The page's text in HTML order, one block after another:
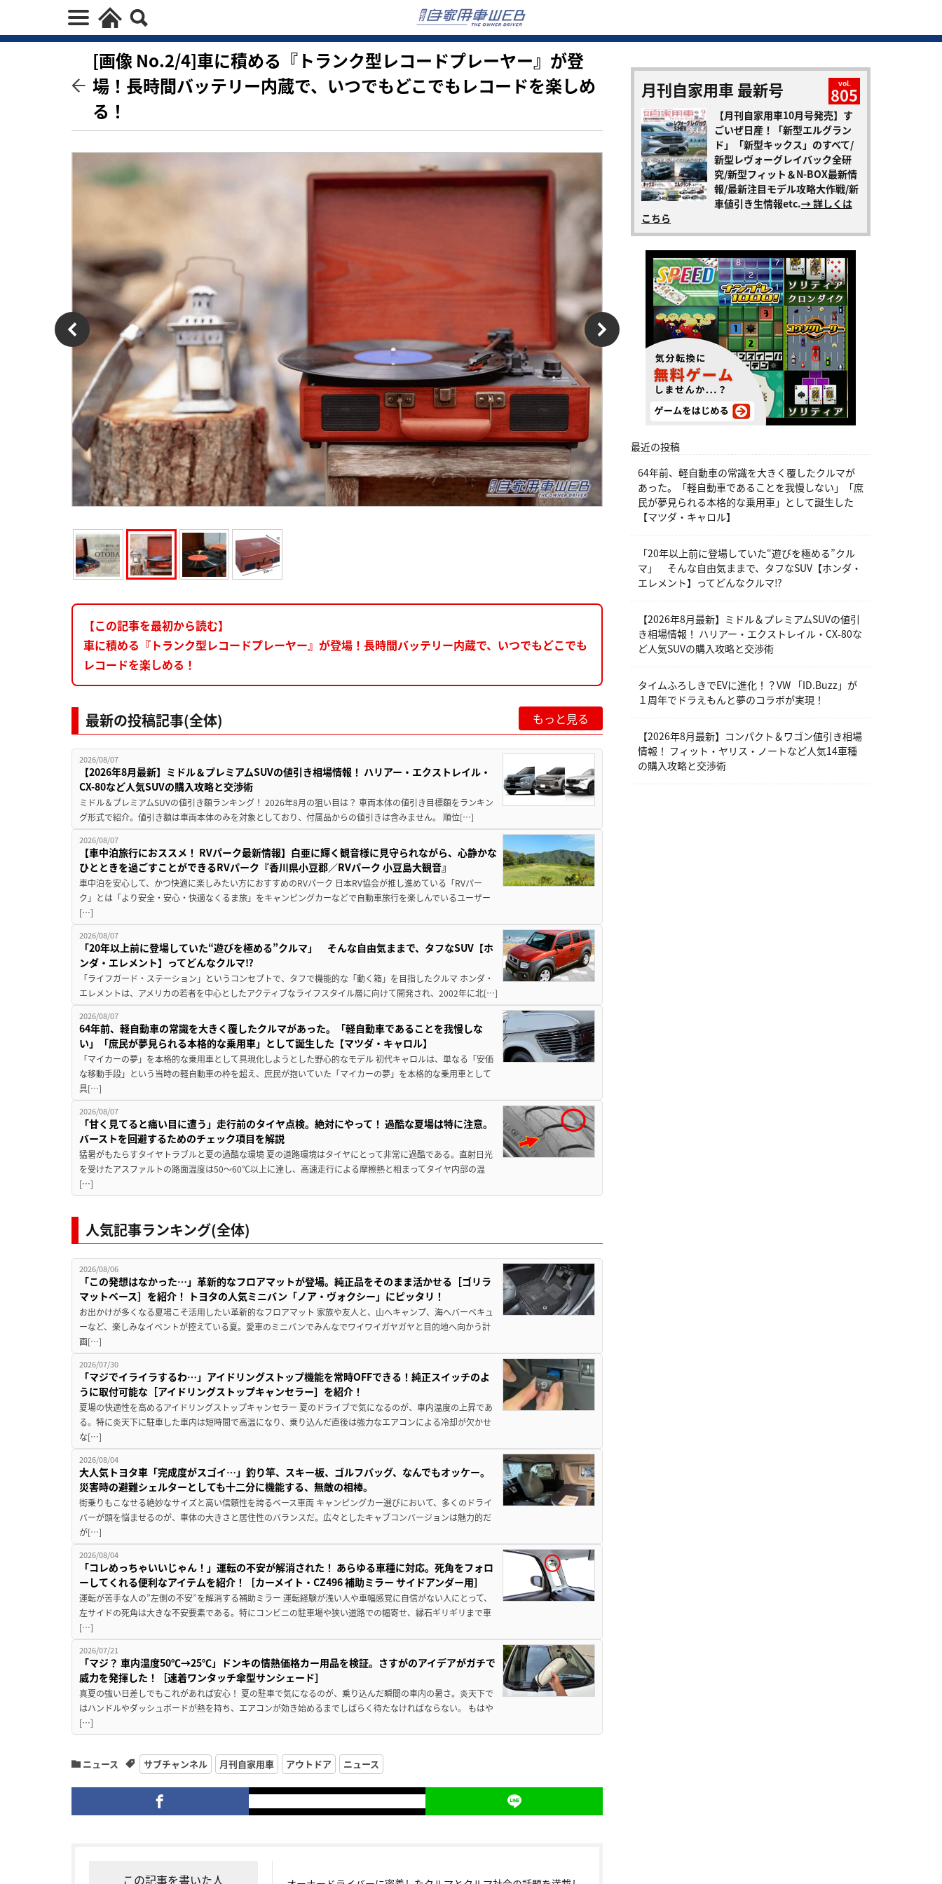
[画像 No.2/4]車に積める『トランク型レコードプレーヤー』が登
場！長時間バッテリー内蔵で、いつでもどこでもレコードを楽しめ
る！
【この記事を最初から読む】
車に積める『トランク型レコードプレーヤー』が登場！長時間バッテリー内蔵で、いつでもどこでも
レコードを楽しめる！
最新の投稿記事(全体) もっと見る
2026/08/07
【2026年8月最新】ミドル＆プレミアムSUVの値引き相場情報！ ハリアー・エクストレイル・
CX-80など人気SUVの購入攻略と交渉術
ミドル＆プレミアムSUVの値引き額ランキング！ 2026年8月の狙い目は？ 車両本体の値引き目標額をランキン
グ形式で紹介。値引き額は車両本体のみを対象としており、付属品からの値引きは含みません。 順位[…]
2026/08/07
【車中泊旅行におススメ！ RVパーク最新情報】白亜に輝く観音様に見守られながら、心静かな
ひとときを過ごすことができるRVパーク『香川県小豆郡／RVパーク 小豆島大観音』
車中泊を安心して、かつ快適に楽しみたい方におすすめのRVパーク 日本RV協会が推し進めている「RVパー
ク」とは「より安全・安心・快適なくるま旅」をキャンピングカーなどで自動車旅行を楽しんでいるユーザー
[…]
2026/08/07
「20年以上前に登場していた“遊びを極める”クルマ」 そんな自由気ままで、タフなSUV【ホ
ンダ・エレメント】ってどんなクルマ⁉︎
「ライフガード・ステーション」というコンセプトで、タフで機能的な「動く箱」を目指したクルマ ホンダ・
エレメントは、アメリカの若者を中心としたアクティブなライフスタイル層に向けて開発され、2002年に北[…]
2026/08/07
64年前、軽自動車の常識を大きく覆したクルマがあった。「軽自動車であることを我慢しな
い」「庶民が夢見られる本格的な乗用車」として誕生した【マツダ・キャロル】
「マイカーの夢」を本格的な乗用車として具現化しようとした野心的なモデル 初代キャロルは、単なる「安価
な移動手段」という当時の軽自動車の枠を超え、庶民が抱いていた「マイカーの夢」を本格的な乗用車として
具[…]
2026/08/07
「甘く見てると痛い目に遭う」走行前のタイヤ点検。絶対にやって！ 過酷な夏場は特に注意。
バーストを回避するためのチェック項目を解説
猛暑がもたらすタイヤトラブルと夏の過酷な環境 夏の道路環境はタイヤにとって非常に過酷である。直射日光
を受けたアスファルトの路面温度は50〜60℃以上に達し、高速走行による摩擦熱と相まってタイヤ内部の温
[…]
人気記事ランキング(全体)
2026/08/06
「この発想はなかった…」革新的なフロアマットが登場。純正品をそのまま活かせる［ゴリラ
マットベース］を紹介！ トヨタの人気ミニバン「ノア・ヴォクシー」にピッタリ！
お出かけが多くなる夏場こそ活用したい革新的なフロアマット 家族や友人と、山へキャンプ、海へバーベキュ
ーなど、楽しみなイベントが控えている夏。愛車のミニバンでみんなでワイワイガヤガヤと目的地へ向かう計
画[…]
2026/07/30
「マジでイライラするわ…」アイドリングストップ機能を常時OFFできる！純正スイッチのよ
うに取付可能な［アイドリングストップキャンセラー］を紹介！
夏場の快適性を高めるアイドリングストップキャンセラー 夏のドライブで気になるのが、車内温度の上昇であ
る。特に炎天下に駐車した車内は短時間で高温になり、乗り込んだ直後は強力なエアコンによる冷却が欠かせ
な[…]
2026/08/04
大人気トヨタ車「完成度がスゴイ…」釣り竿、スキー板、ゴルフバッグ、なんでもオッケー。
災害時の避難シェルターとしても十二分に機能する、無敵の相棒。
街乗りもこなせる絶妙なサイズと高い信頼性を誇るベース車両 キャンピングカー選びにおいて、多くのドライ
バーが頭を悩ませるのが、車体の大きさと居住性のバランスだ。広々としたキャブコンバージョンは魅力的だ
が[…]
2026/08/04
「コレめっちゃいいじゃん！」運転の不安が解消された！ あらゆる車種に対応。死角をフォロ
ーしてくれる便利なアイテムを紹介！［カーメイト・CZ496 補助ミラー サイドアンダー用］
運転が苦手な人の”左側の不安”を解消する補助ミラー 運転経験が浅い人や車幅感覚に自信がない人にとって、
左サイドの死角は大きな不安要素である。特にコンビニの駐車場や狭い道路での幅寄せ、縁石ギリギリまで車
[…]
2026/07/21
「マジ？ 車内温度50℃→25℃」ドンキの情熱価格カー用品を検証。さすがのアイデアがガチで
威力を発揮した！［速着ワンタッチ傘型サンシェード］
真夏の強い日差しでもこれがあれば安心！ 夏の駐車で気になるのが、乗り込んだ瞬間の車内の暑さ。炎天下で
はハンドルやダッシュボードが熱を持ち、エアコンが効き始めるまでしばらく待たなければならない。 もはや
[…]
ニュース サブチャンネル 月刊自家用車 アウトドア ニュース
この記事を書いた人
月刊自家用車 最新号 vol.
805
【月刊自家用車10月号発売】す
ごいぜ日産！「新型エルグラン
ド」「新型キックス」のすべて/
新型レヴォーグレイバック全研
究/新型フィット＆N-BOX最新情
報/最新注目モデル攻略大作戦/新
車値引き生情報etc.→ 詳しくは
こちら
最近の投稿
64年前、軽自動車の常識を大きく覆したクルマが
あった。「軽自動車であることを我慢しない」「庶
民が夢見られる本格的な乗用車」として誕生した
【マツダ・キャロル】
「20年以上前に登場していた“遊びを極める”クル
マ」 そんな自由気ままで、タフなSUV【ホンダ・
エレメント】ってどんなクルマ⁉︎
【2026年8月最新】ミドル＆プレミアムSUVの値引
き相場情報！ ハリアー・エクストレイル・CX-80な
ど人気SUVの購入攻略と交渉術
タイムふろしきでEVに進化！？VW 「ID.Buzz」が
１周年でドラえもんと夢のコラボが実現！
【2026年8月最新】コンパクト＆ワゴン値引き相場
情報！ フィット・ヤリス・ノートなど人気14車種
の購入攻略と交渉術